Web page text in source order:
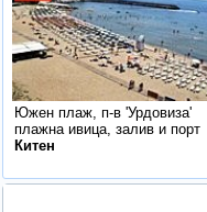
Южен плаж, п-в 'Урдовиза'
плажна ивица, залив и порт
Китен